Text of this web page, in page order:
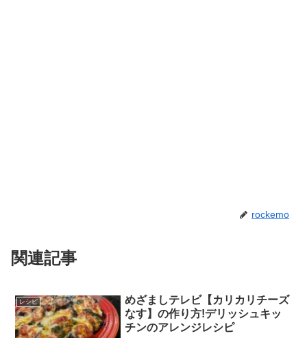
rockemo
関連記事
レシピ
めざましテレビ【カリカリチーズ
なす】の作り方!デリッシュキッ
チンのアレンジレシピ